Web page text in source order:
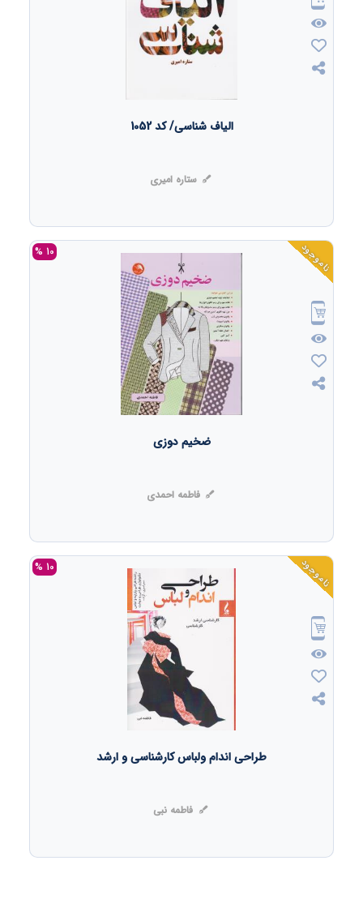
الیاف شناسی/ کد 1052
ستاره امیری
ناموجود 10 %
ضخیم دوزی
فاطمه احمدی
ناموجود 10 %
طراحی اندام ولباس کارشناسی و ارشد
فاطمه نبی